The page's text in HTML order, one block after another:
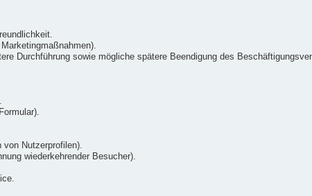
Durchführung sowie mögliche spätere Beendigung des
von Nutzerprofilen).
wiederkehrender Besucher).